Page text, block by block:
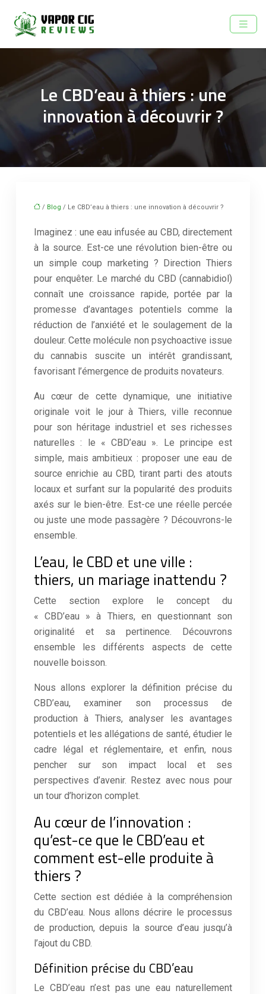
Le CBD’eau à thiers : une
innovation à découvrir ?
/ Blog / Le CBD’eau à thiers : une innovation à découvrir ?
Imaginez : une eau infusée au CBD, directement
à la source. Est-ce une révolution bien-être ou
un simple coup marketing ? Direction Thiers
pour enquêter. Le marché du CBD (cannabidiol)
connaît une croissance rapide, portée par la
promesse d’avantages potentiels comme la
réduction de l’anxiété et le soulagement de la
douleur. Cette molécule non psychoactive issue
du cannabis suscite un intérêt grandissant,
favorisant l’émergence de produits novateurs.
Au cœur de cette dynamique, une initiative
originale voit le jour à Thiers, ville reconnue
pour son héritage industriel et ses richesses
naturelles : le « CBD’eau ». Le principe est
simple, mais ambitieux : proposer une eau de
source enrichie au CBD, tirant parti des atouts
locaux et surfant sur la popularité des produits
axés sur le bien-être. Est-ce une réelle percée
ou juste une mode passagère ? Découvrons-le
ensemble.
L’eau, le CBD et une ville :
thiers, un mariage inattendu ?
Cette section explore le concept du
« CBD’eau » à Thiers, en questionnant son
originalité et sa pertinence. Découvrons
ensemble les différents aspects de cette
nouvelle boisson.
Nous allons explorer la définition précise du
CBD’eau, examiner son processus de
production à Thiers, analyser les avantages
potentiels et les allégations de santé, étudier le
cadre légal et réglementaire, et enfin, nous
pencher sur son impact local et ses
perspectives d’avenir. Restez avec nous pour
un tour d’horizon complet.
Au cœur de l’innovation :
qu’est-ce que le CBD’eau et
comment est-elle produite à
thiers ?
Cette section est dédiée à la compréhension
du CBD’eau. Nous allons décrire le processus
de production, depuis la source d’eau jusqu’à
l’ajout du CBD.
Définition précise du CBD’eau
Le CBD’eau n’est pas une eau naturellement